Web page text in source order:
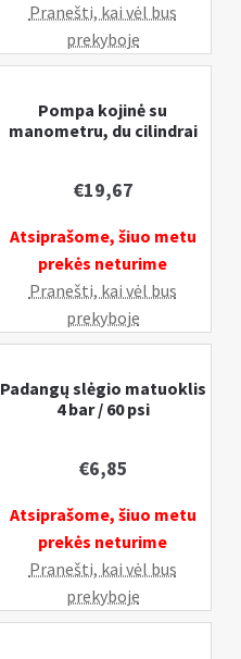
Pranešti, kai vėl bus
prekyboje
Pompa kojinė su
manometru, du cilindrai
€19,67
Atsiprašome, šiuo metu
prekės neturime
Pranešti, kai vėl bus
prekyboje
Padangų slėgio matuoklis
4 bar / 60 psi
€6,85
Atsiprašome, šiuo metu
prekės neturime
Pranešti, kai vėl bus
prekyboje